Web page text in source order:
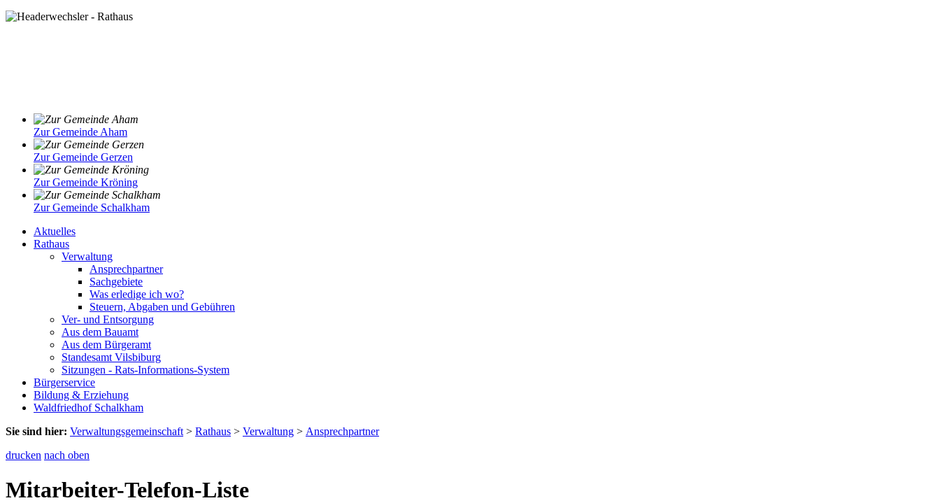
Zur Gemeinde Aham
Zur Gemeinde Gerzen
Zur Gemeinde Kröning
Zur Gemeinde Schalkham
Aktuelles
Rathaus
Verwaltung
Ansprechpartner
Sachgebiete
Was erledige ich wo?
Steuern, Abgaben und Gebühren
Ver- und Entsorgung
Aus dem Bauamt
Aus dem Bürgeramt
Standesamt Vilsbiburg
Sitzungen - Rats-Informations-System
Bürgerservice
Bildung & Erziehung
Waldfriedhof Schalkham
Sie sind hier: Verwaltungsgemeinschaft > Rathaus > Verwaltung > Ansprechpartner
drucken nach oben
Mitarbeiter-Telefon-Liste